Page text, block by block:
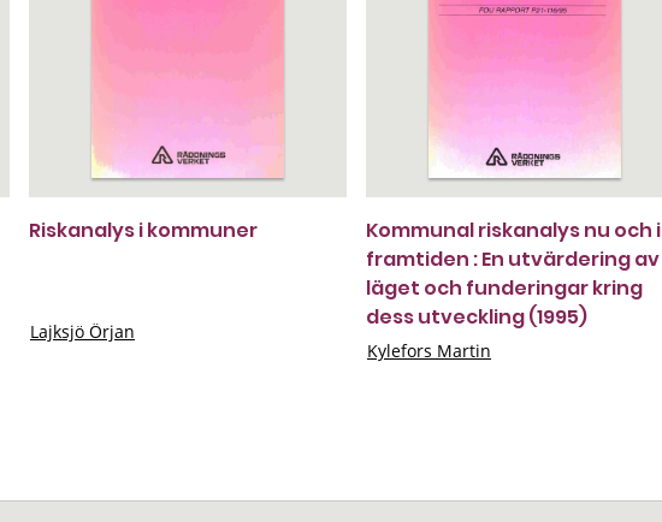
Riskanalys i kommuner
Lajksjö Örjan
Kommunal riskanalys nu och i
framtiden : En utvärdering av
läget och funderingar kring
dess utveckling (1995)
Kylefors Martin